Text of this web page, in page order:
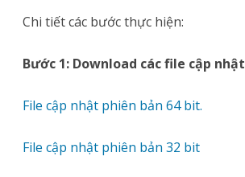
Chi tiết các bước thực hiện:
Bước 1: Download các file cập nhật
File cập nhật phiên bản 64 bit.
File cập nhật phiên bản 32 bit